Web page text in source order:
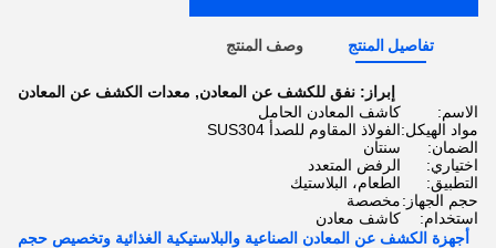
تفاصيل المنتج وصف المنتج
إبراز: نفق للكشف عن المعادن, معدات الكشف عن المعادن
الاسم:
كاشف المعادن الحامل
مواد الهيكل:الفولاذ المقاوم للصدأ SUS304
الضمان:
سنتان
اختياري:
الرفض المتعدد
التطبيق:
الطعام، البلاستيك
حجم الجهاز:مخصصة
استخدام:
كاشف معادن
أجهزة الكشف عن المعادن الصناعية والبلاستيكية الغذائية وتخصيص حجم